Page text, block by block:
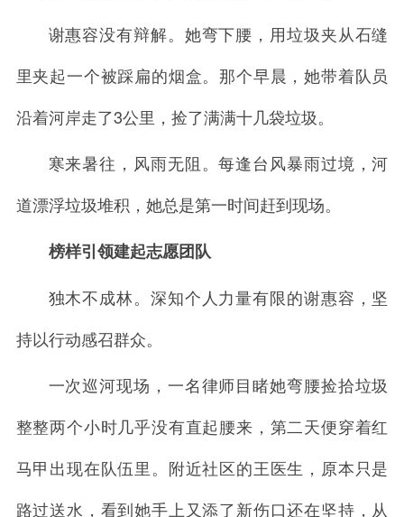
谢惠容没有辩解。她弯下腰，用垃圾夹从石缝
里夹起一个被踩扁的烟盒。那个早晨，她带着队员
沿着河岸走了3公里，捡了满满十几袋垃圾。
寒来暑往，风雨无阻。每逢台风暴雨过境，河
道漂浮垃圾堆积，她总是第一时间赶到现场。
榜样引领建起志愿团队
独木不成林。深知个人力量有限的谢惠容，坚
持以行动感召群众。
一次巡河现场，一名律师目睹她弯腰捡拾垃圾
整整两个小时几乎没有直起腰来，第二天便穿着红
马甲出现在队伍里。附近社区的王医生，原本只是
路过送水，看到她手上又添了新伤口还在坚持，从